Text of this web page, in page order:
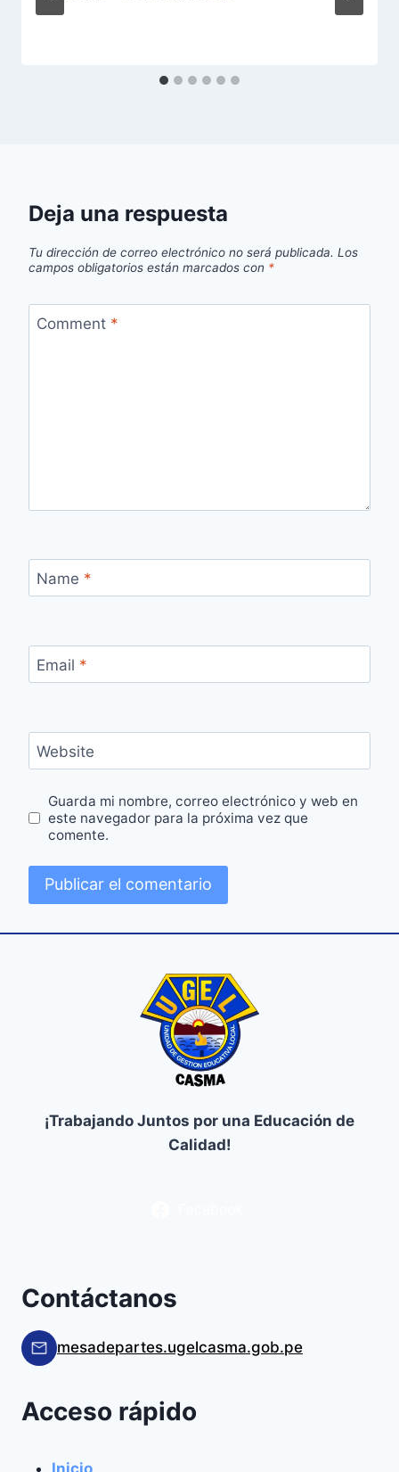
Deja una respuesta
Tu dirección de correo electrónico no será publicada. Los
campos obligatorios están marcados con *
Comment *
Name *
Email *
Website
Guarda mi nombre, correo electrónico y web en
este navegador para la próxima vez que
comente.
¡Trabajando Juntos por una Educación de
Calidad!
Contáctanos
mesadepartes.ugelcasma.gob.pe
Acceso rápido
Inicio